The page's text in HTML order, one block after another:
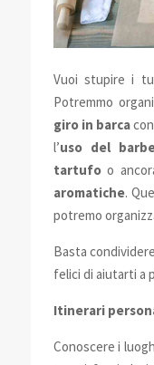
Vuoi stupire i
Potremmo
giro in barca
l’uso del
tartufoo
aromatiche.
potremo organizz
Basta
felici di aiutarti a
Itinerari
Conoscere i